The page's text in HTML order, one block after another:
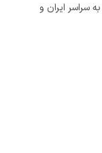
سراسر ایران و